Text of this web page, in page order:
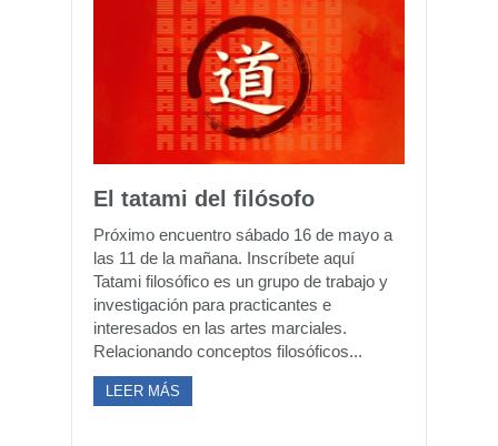
El tatami del filósofo
Próximo encuentro sábado 16 de mayo a
las 11 de la mañana. Inscríbete aquí
Tatami filosófico es un grupo de trabajo y
investigación para practicantes e
interesados en las artes marciales.
Relacionando conceptos filosóficos...
LEER MÁS